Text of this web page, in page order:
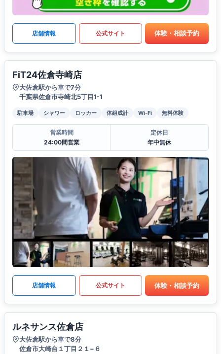
店舗情報 公式サイト 体験・相談予約
FiT24佐倉寺崎店
大佐倉駅から車で7分
千葉県佐倉市寺崎北5丁目1-1
駐車場 シャワー ロッカー 体組成計 Wi-Fi 無料体験
営業時間
24:00間営業
定休日
年中無休
店舗情報 公式サイト 体験・相談予約
ルネサンス佐倉店
大佐倉駅から車で8分
佐倉市大崎台１丁目２１−６